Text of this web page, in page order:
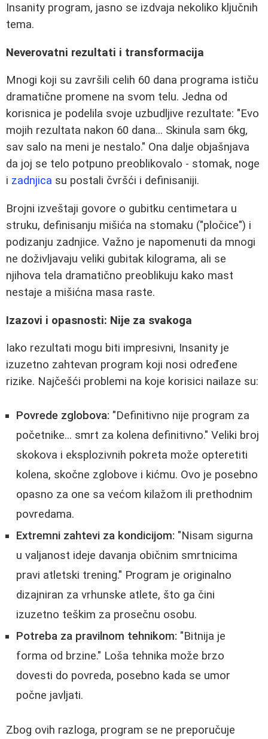
Insanity program, jasno se izdvaja nekoliko ključnih
tema.
Neverovatni rezultati i transformacija
Mnogi koji su završili celih 60 dana programa ističu
dramatične promene na svom telu. Jedna od
korisnica je podelila svoje uzbudljive rezultate: "Evo
mojih rezultata nakon 60 dana... Skinula sam 6kg,
sav salo na meni je nestalo." Ona dalje objašnjava
da joj se telo potpuno preoblikovalo - stomak, noge
i zadnjica su postali čvršći i definisaniji.
Brojni izveštaji govore o gubitku centimetara u
struku, definisanju mišića na stomaku ("pločice") i
podizanju zadnjice. Važno je napomenuti da mnogi
ne doživljavaju veliki gubitak kilograma, ali se
njihova tela dramatično preoblikuju kako mast
nestaje a mišićna masa raste.
Izazovi i opasnosti: Nije za svakoga
Iako rezultati mogu biti impresivni, Insanity je
izuzetno zahtevan program koji nosi određene
rizike. Najčešći problemi na koje korisici nailaze su:
Povrede zglobova: "Definitivno nije program za
početnike... smrt za kolena definitivno." Veliki broj
skokova i eksplozivnih pokreta može opteretiti
kolena, skočne zglobove i kićmu. Ovo je posebno
opasno za one sa većom kilažom ili prethodnim
povredama.
Extremni zahtevi za kondicijom: "Nisam sigurna
u valjanost ideje davanja običnim smrtnicima
pravi atletski trening." Program je originalno
dizajniran za vrhunske atlete, što ga čini
izuzetno teškim za prosečnu osobu.
Potreba za pravilnom tehnikom: "Bitnija je
forma od brzine." Loša tehnika može brzo
dovesti do povreda, posebno kada se umor
počne javljati.
Zbog ovih razloga, program se ne preporučuje